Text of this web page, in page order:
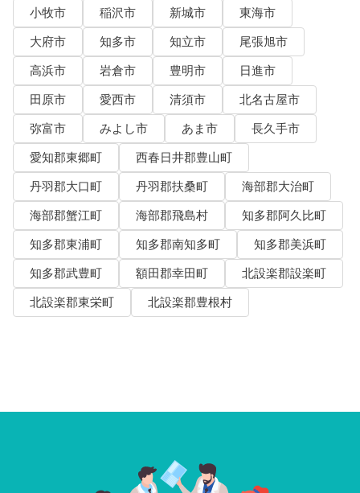
小牧市
稲沢市 新城市
東海市
大府市
知多市 知立市
尾張旭市
高浜市
岩倉市 豊明市
日進市
田原市
愛西市 清須市
北名古屋市
弥富市
みよし市 あま市
長久手市
愛知郡東郷町
西春日井郡豊山町
丹羽郡大口町
丹羽郡扶桑町
海部郡大治町
海部郡蟹江町
海部郡飛島村
知多郡阿久比町
知多郡東浦町
知多郡南知多町
知多郡美浜町
知多郡武豊町
額田郡幸田町
北設楽郡設楽町
北設楽郡東栄町
北設楽郡豊根村